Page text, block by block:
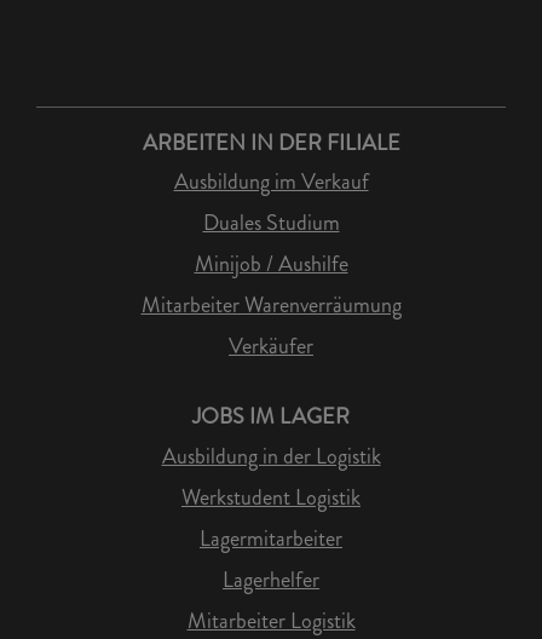
ARBEITEN IN DER FILIALE
Ausbildung im Verkauf
Duales Studium
Minijob / Aushilfe
Mitarbeiter Warenverräumung
Verkäufer
JOBS IM LAGER
Ausbildung in der Logistik
Werkstudent Logistik
Lagermitarbeiter
Lagerhelfer
Mitarbeiter Logistik